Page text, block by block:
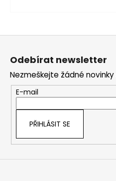
Z
Odebírat newsletter
Nezmeškejte žádné
E-mail
PŘIHLÁSIT SE